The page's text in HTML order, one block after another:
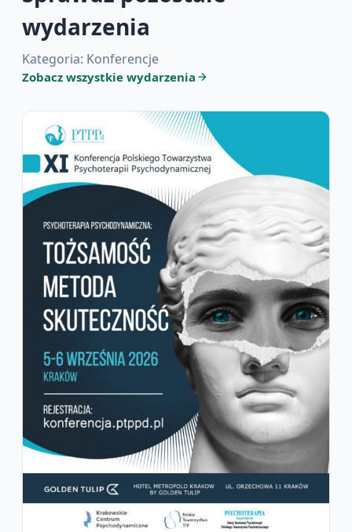
wydarzenia
Kategoria: Konferencje
Zobacz wszystkie wydarzenia